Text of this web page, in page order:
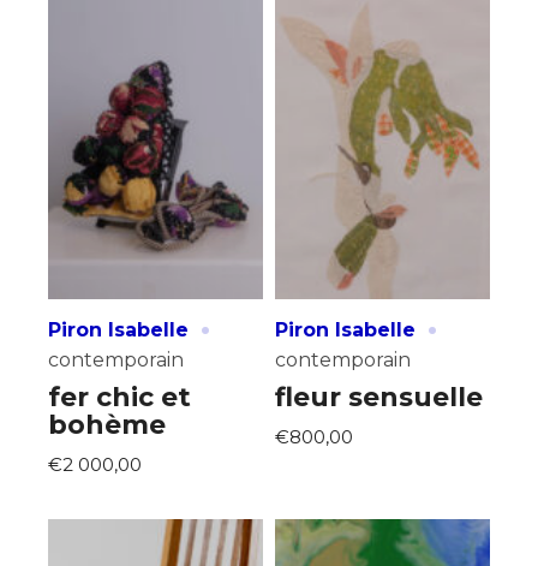
Piron Isabelle ·
contemporain
fer chic et
bohème
€2 000,00
Piron Isabelle ·
contemporain
fleur sensuelle
€800,00